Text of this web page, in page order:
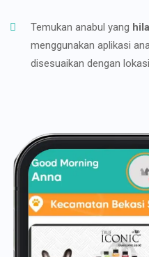
Temukan anabul yang
menggunakan aplikasi
disesuaikan dengan